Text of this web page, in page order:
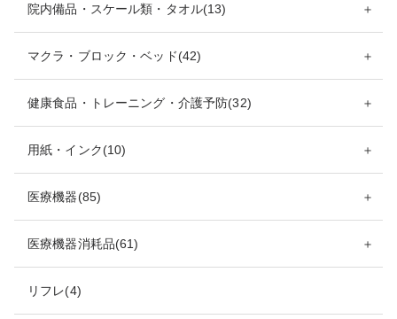
院内備品・スケール類・タオル(13) ＋
マクラ・ブロック・ベッド(42) ＋
健康食品・トレーニング・介護予防(32) ＋
用紙・インク(10) ＋
医療機器(85) ＋
医療機器消耗品(61) ＋
リフレ(4)